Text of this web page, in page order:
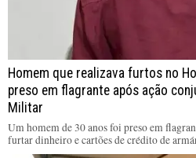
Homem que realizava furtos no
preso em flagrante após ação
Militar
Um homem de 30 anos foi preso em
furtar dinheiro e cartões de crédito de